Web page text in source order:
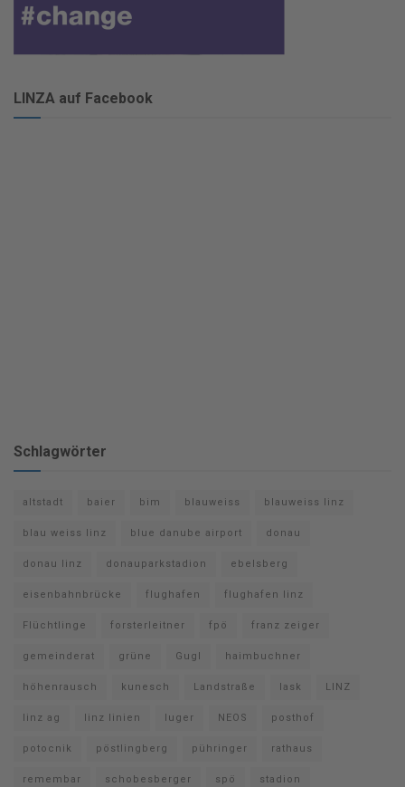
LINZA auf Facebook
Schlagwörter
altstadt baier bim blauweiss blauweiss linz
blau weiss linz blue danube airport donau
donau linz donauparkstadion ebelsberg
eisenbahnbrücke flughafen flughafen linz
Flüchtlinge forsterleitner fpö franz zeiger
gemeinderat grüne Gugl haimbuchner
höhenrausch kunesch Landstraße lask LINZ
linz ag linz linien luger NEOS posthof
potocnik pöstlingberg pühringer rathaus
remembar schobesberger spö stadion